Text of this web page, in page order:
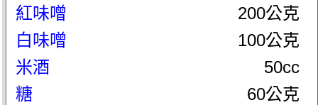
紅味噌
200公克
白味噌
100公克
米酒
50cc
糖
60公克